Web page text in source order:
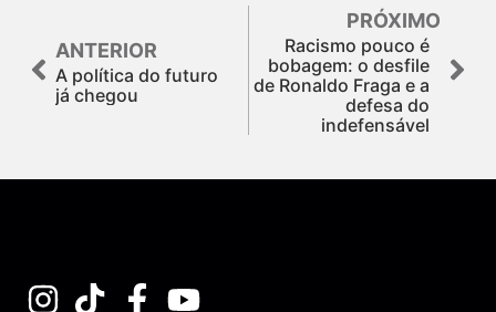
ANTERIOR
A política do futuro
já chegou
PRÓXIMO
Racismo pouco é
bobagem: o desfile
de Ronaldo Fraga e a
defesa do
indefensável